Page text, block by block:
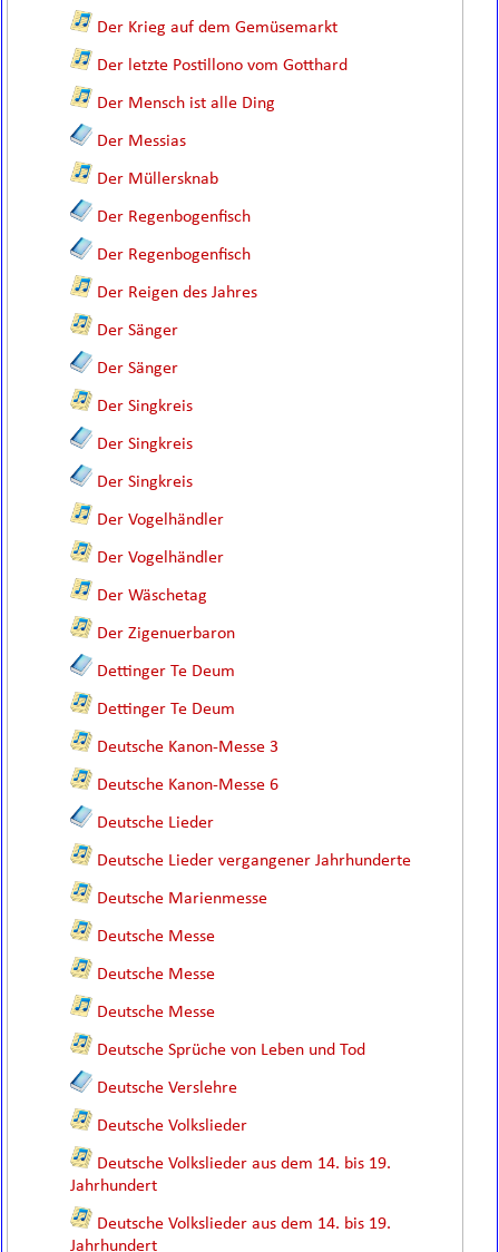
Der Krieg auf dem Gemüsemarkt
Der letzte Postillono vom Gotthard
Der Mensch ist alle Ding
Der Messias
Der Müllersknab
Der Regenbogenfisch
Der Regenbogenfisch
Der Reigen des Jahres
Der Sänger
Der Sänger
Der Singkreis
Der Singkreis
Der Singkreis
Der Vogelhändler
Der Vogelhändler
Der Wäschetag
Der Zigenuerbaron
Dettinger Te Deum
Dettinger Te Deum
Deutsche Kanon-Messe 3
Deutsche Kanon-Messe 6
Deutsche Lieder
Deutsche Lieder vergangener Jahrhunderte
Deutsche Marienmesse
Deutsche Messe
Deutsche Messe
Deutsche Messe
Deutsche Sprüche von Leben und Tod
Deutsche Verslehre
Deutsche Volkslieder
Deutsche Volkslieder aus dem 14. bis 19.
Jahrhundert
Deutsche Volkslieder aus dem 14. bis 19.
Jahrhundert